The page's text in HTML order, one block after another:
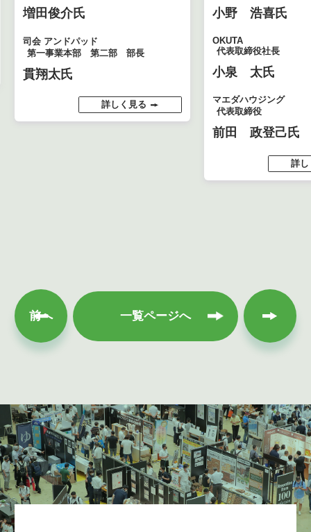
増田俊介氏
司会 アンドパッド
第一事業本部 第二部 部長
貫翔太氏
詳しく見る
小野 浩喜氏
OKUTA
代表取締役社長
小泉 太氏
マエダハウジング
代表取締役
前田 政登己氏
詳
前へ 一覧ページへ
次へ